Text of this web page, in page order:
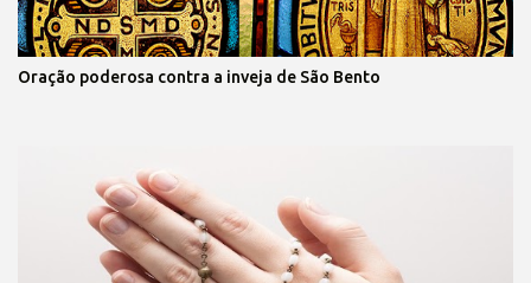
Oração poderosa contra a inveja de São Bento